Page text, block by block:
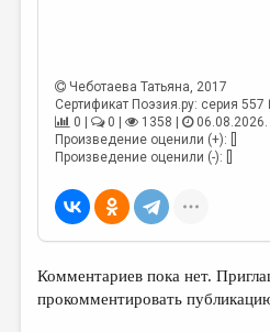
МАЛАЯ ПРОЗА
ЭССЕИСТИКА
ЛИТЕРАТУРОВЕДЕНИЕ
КУЛЬТУРОВЕДЕНИЕ
ПУБЛИЦИСТИКА
РЕЦЕНЗИРОВАНИЕ
ЦИКЛЫ ПУБЛИКАЦИЙ
Чеботаева Татьяна, 2017
Сертификат Поэзия.ру: серия
0 |
0 | 1358 |
06.08.2026.
Произведение оценили (+): []
Произведение оценили (-): []
Комментариев пока нет.
прокомментировать